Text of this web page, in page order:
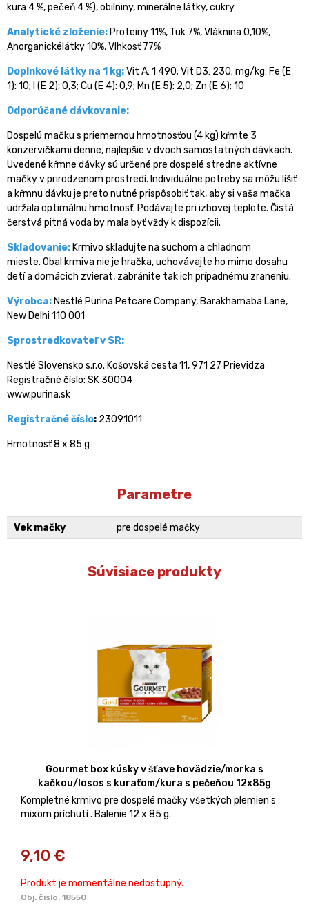
kura 4 %, pečeň 4 %), obilniny, minerálne látky, cukry
Analytické zloženie: Proteiny 11%, Tuk 7%, Vláknina 0,10%,
Anorganickélátky 10%, Vlhkosť 77%
Doplnkové látky na 1 kg:Vit A: 1 490; Vit D3: 230; mg/kg: Fe (E
1): 10; I (E 2): 0,3; Cu (E 4): 0,9; Mn (E 5): 2,0; Zn (E 6): 10
Odporúčané dávkovanie:
Dospelú mačku s priemernou hmotnosťou (4 kg) kŕmte 3
konzervičkami denne, najlepšie v dvoch samostatných dávkach.
Uvedené kŕmne dávky sú určené pre dospelé stredne aktívne
mačky v prirodzenom prostredí. Individuálne potreby sa môžu líšiť
a kŕmnu dávku je preto nutné prispôsobiť tak, aby si vaša mačka
udržala optimálnu hmotnosť. Podávajte pri izbovej teplote. Čistá
čerstvá pitná voda by mala byť vždy k dispozícii.
Skladovanie: Krmivo skladujte na suchom a chladnom
mieste. Obal krmiva nie je hračka, uchovávajte ho mimo dosahu
detí a domácich zvierat, zabránite tak ich prípadnému zraneniu.
Výrobca: Nestlé Purina Petcare Company, Barakhamaba Lane,
New Delhi 110 001
Sprostredkovateľ v SR:
Nestlé Slovensko s.r.o. Košovská cesta 11, 971 27 Prievidza
Registračné číslo: SK 30004
www.purina.sk
Registračné číslo: 23091011
Hmotnosť 8 x 85 g
Parametre
Vek mačky pre dospelé mačky
Súvisiace produkty
Gourmet box kúsky v šťave hovädzie/morka s
kačkou/losos s kuraťom/kura s pečeňou 12x85g
Kompletné krmivo pre dospelé mačky všetkých plemien s
mixom príchutí . Balenie 12 x 85 g.
9,10 €
Produkt je momentálne nedostupný.
Obj. čislo: 18550